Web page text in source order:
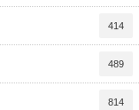
414
489
814